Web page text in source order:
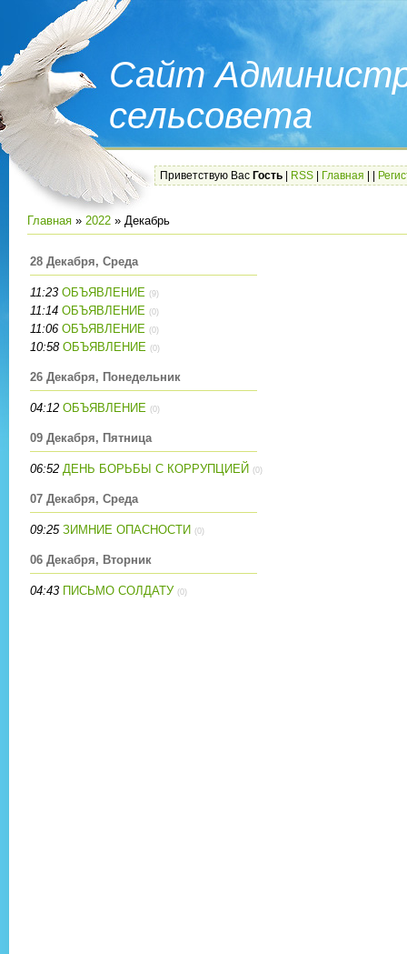
Сайт
сельсовета
Приветствую Вас Гость RSS Главная
Главная » 2022 » Декабрь
28 Декабря, Среда
11:23 ОБЪЯВЛЕНИЕ (9)
11:14 ОБЪЯВЛЕНИЕ (0)
11:06 ОБЪЯВЛЕНИЕ (0)
10:58 ОБЪЯВЛЕНИЕ (0)
26 Декабря, Понедельник
04:12 ОБЪЯВЛЕНИЕ (0)
09 Декабря, Пятница
06:52 ДЕНЬ БОРЬБЫ С КОРРУПЦИЕЙ (0)
07 Декабря, Среда
09:25 ЗИМНИЕ ОПАСНОСТИ (0)
06 Декабря, Вторник
04:43 ПИСЬМО СОЛДАТУ (0)